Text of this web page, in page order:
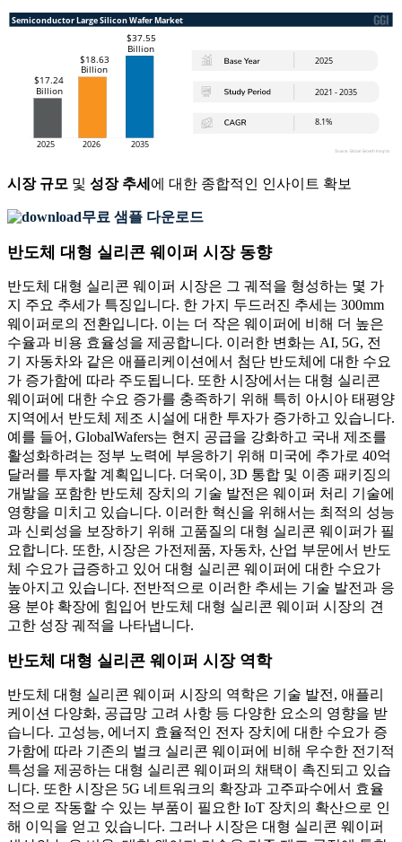
시장 규모 및 성장 추세 에 대한 종합적인 인사이트 확보
무료 샘플 다운로드
반도체 대형 실리콘 웨이퍼 시장 동향
반도체 대형 실리콘 웨이퍼 시장은 그 궤적을 형성하는 몇 가
지 주요 추세가 특징입니다. 한 가지 두드러진 추세는 300mm
웨이퍼로의 전환입니다. 이는 더 작은 웨이퍼에 비해 더 높은
수율과 비용 효율성을 제공합니다. 이러한 변화는 AI, 5G, 전
기 자동차와 같은 애플리케이션에서 첨단 반도체에 대한 수요
가 증가함에 따라 주도됩니다. 또한 시장에서는 대형 실리콘
웨이퍼에 대한 수요 증가를 충족하기 위해 특히 아시아 태평양
지역에서 반도체 제조 시설에 대한 투자가 증가하고 있습니다.
예를 들어, GlobalWafers는 현지 공급을 강화하고 국내 제조를
활성화하려는 정부 노력에 부응하기 위해 미국에 추가로 40억
달러를 투자할 계획입니다. 더욱이, 3D 통합 및 이종 패키징의
개발을 포함한 반도체 장치의 기술 발전은 웨이퍼 처리 기술에
영향을 미치고 있습니다. 이러한 혁신을 위해서는 최적의 성능
과 신뢰성을 보장하기 위해 고품질의 대형 실리콘 웨이퍼가 필
요합니다. 또한, 시장은 가전제품, 자동차, 산업 부문에서 반도
체 수요가 급증하고 있어 대형 실리콘 웨이퍼에 대한 수요가
높아지고 있습니다. 전반적으로 이러한 추세는 기술 발전과 응
용 분야 확장에 힘입어 반도체 대형 실리콘 웨이퍼 시장의 견
고한 성장 궤적을 나타냅니다.
반도체 대형 실리콘 웨이퍼 시장 역학
반도체 대형 실리콘 웨이퍼 시장의 역학은 기술 발전, 애플리
케이션 다양화, 공급망 고려 사항 등 다양한 요소의 영향을 받
습니다. 고성능, 에너지 효율적인 전자 장치에 대한 수요가 증
가함에 따라 기존의 벌크 실리콘 웨이퍼에 비해 우수한 전기적
특성을 제공하는 대형 실리콘 웨이퍼의 채택이 촉진되고 있습
니다. 또한 시장은 5G 네트워크의 확장과 고주파수에서 효율
적으로 작동할 수 있는 부품이 필요한 IoT 장치의 확산으로 인
해 이익을 얻고 있습니다. 그러나 시장은 대형 실리콘 웨이퍼